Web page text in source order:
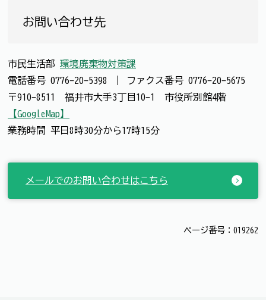
お問い合わせ先
市民生活部 環境廃棄物対策課
電話番号 0776-20-5398 ファクス番号 0776-20-5675
〒910-8511 福井市大手3丁目10-1 市役所別館4階
【GoogleMap】
業務時間 平日8時30分から17時15分
メールでのお問い合わせはこちら
ページ番号：019262